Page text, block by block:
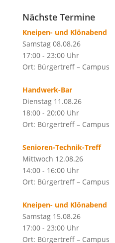
Nächste Termine
Kneipen- und Klönabend
Samstag 08.08.26
17:00 - 23:00 Uhr
Ort: Bürgertreff – Campus
Handwerk-Bar
Dienstag 11.08.26
18:00 - 20:00 Uhr
Ort: Bürgertreff – Campus
Senioren-Technik-Treff
Mittwoch 12.08.26
14:00 - 16:00 Uhr
Ort: Bürgertreff – Campus
Kneipen- und Klönabend
Samstag 15.08.26
17:00 - 23:00 Uhr
Ort: Bürgertreff – Campus